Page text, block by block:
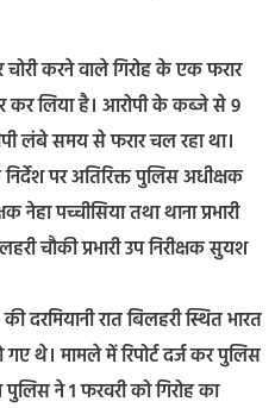
करने वाले गिरोह के एक फरार
कर लिया है। आरोपी के कब्जे से 9
लंबे समय से फरार चल रहा था।
पर अतिरिक्त पुलिस अधीक्षक
पच्चीसिया तथा थाना प्रभारी
चौकी प्रभारी उप निरीक्षक सुयश
दरमियानी रात बिलहरी स्थित भारत
थे। मामले में रिपोर्ट दर्ज कर पुलिस
ने 1 फरवरी को गिरोह का